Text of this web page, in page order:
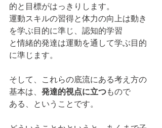
的と目標がはっきりします。
運動スキルの習得と体力の向上は動き
を学ぶ目的に準じ、認知的学習
と情緒的発達は運動を通して学ぶ目的
に準じます。
そして、これらの底流にある考え方の
基本は、 発達的視点に立つもので
ある、ということです。